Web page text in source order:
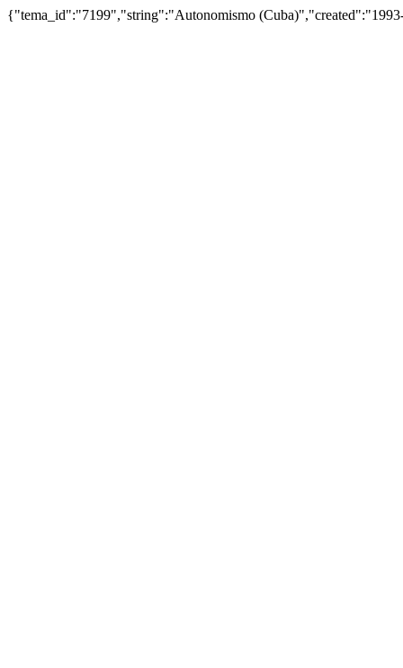
{"tema_id":"7199","string":"Autonomismo